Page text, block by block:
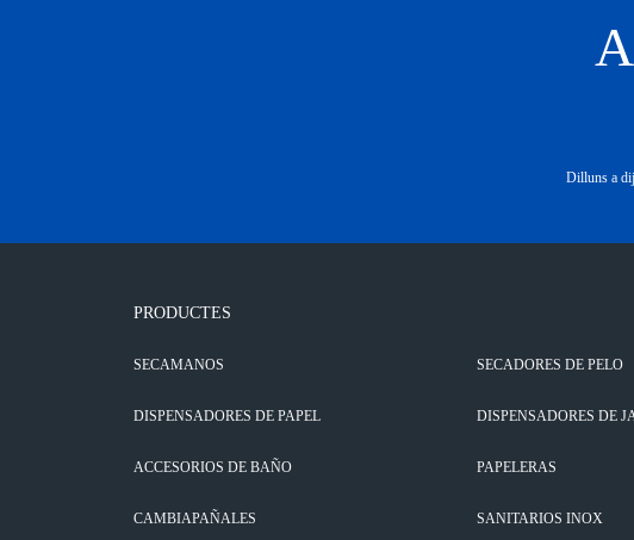
Dilluns a
PRODUCTES
SECAMANOS SECADORES DE PELO
DISPENSADORES DE PAPEL DISPENSADORES DE
ACCESORIOS DE BAÑO PAPELERAS
CAMBIAPAÑALES SANITARIOS INOX